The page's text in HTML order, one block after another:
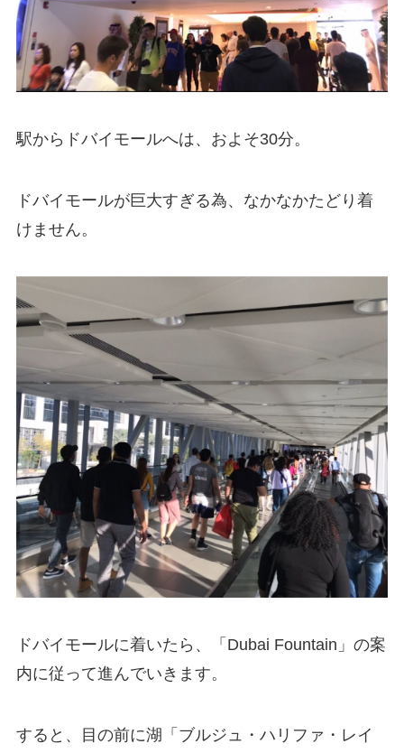
駅からドバイモールへは、およそ30分。
ドバイモールが巨大すぎる為、なかなかたどり着
けません。
ドバイモールに着いたら、「Dubai Fountain」の案
内に従って進んでいきます。
すると、目の前に湖「ブルジュ・ハリファ・レイ